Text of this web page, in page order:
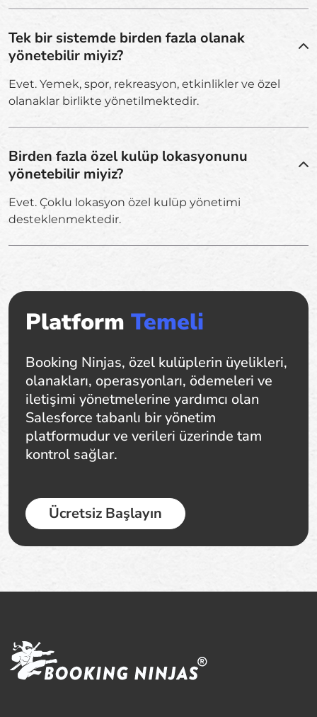
Tek bir sistemde birden fazla olanak
yönetebilir miyiz?
Evet. Yemek, spor, rekreasyon, etkinlikler ve özel
olanaklar birlikte yönetilmektedir.
Birden fazla özel kulüp lokasyonunu
yönetebilir miyiz?
Evet. Çoklu lokasyon özel kulüp yönetimi
desteklenmektedir.
Platform Temeli
Booking Ninjas, özel kulüplerin üyelikleri,
olanakları, operasyonları, ödemeleri ve
iletişimi yönetmelerine yardımcı olan
Salesforce tabanlı bir yönetim
platformudur ve verileri üzerinde tam
kontrol sağlar.
Ücretsiz Başlayın